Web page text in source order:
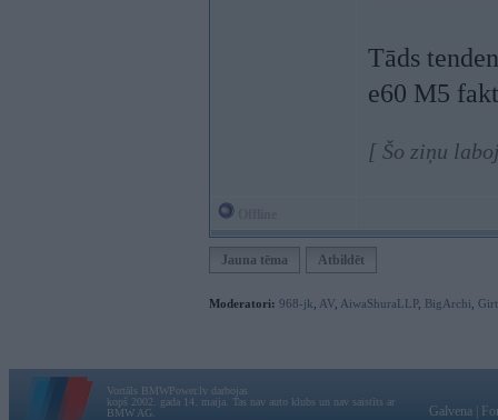
Tāds
e60 M5
[ Šo ziņu
Jauna tēma Atbildēt
Moderatori: 968-jk AV AiwaShuraLLP, BigArchi
Vortāls BMWPower.lv darbojas
kopš 2002. gada 14. maija. Tas nav auto klubs un nav saistīts ar
BMW AG.
Galvena